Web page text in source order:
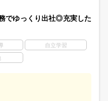
でゆっくり出社◎充実した
自立学習